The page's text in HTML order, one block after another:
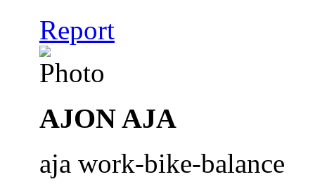
Report
AJON AJA
aja work-bike-balance